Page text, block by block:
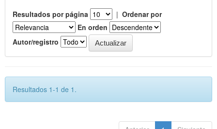
Resultados por página | Ordenar por
En orden
Autor/registro
Resultados 1-1 de 1.